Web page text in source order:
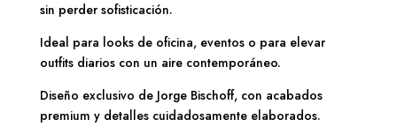
sin perder sofisticación.
Ideal para looks de oficina, eventos o para elevar
outfits diarios con un aire contemporáneo.
Diseño exclusivo de Jorge Bischoff, con acabados
premium y detalles cuidadosamente elaborados.